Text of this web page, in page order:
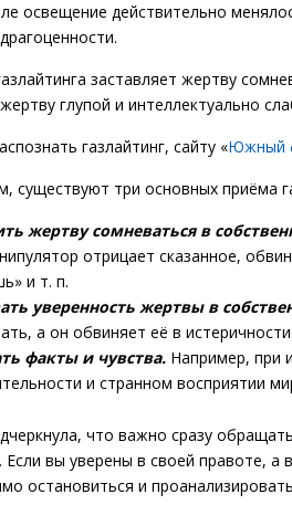
освещение действительно
заставляет жертву
глупой и интеллектуально
газлайтинг, сайту «Южный
существуют три основных приёма
жертву сомневаться в
отрицает сказанное,
и т. п.
уверенность жертвы в
а он обвиняет её в
факты и чувства. Например, при
и странном восприятии
что важно сразу
вы уверены в своей правоте,
остановиться и